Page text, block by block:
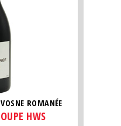
ROMANÉE
HWS